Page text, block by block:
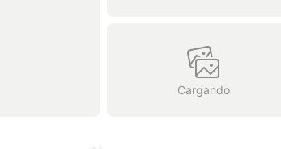
Cargando